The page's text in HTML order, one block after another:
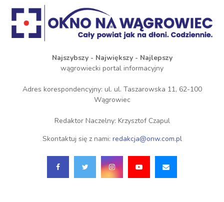
Najszybszy - Największy - Najlepszy
wągrowiecki portal informacyjny
Adres korespondencyjny: ul. ul. Taszarowska 11, 62-100
Wągrowiec
Redaktor Naczelny: Krzysztof Czapul
Skontaktuj się z nami: redakcja@onw.com.pl